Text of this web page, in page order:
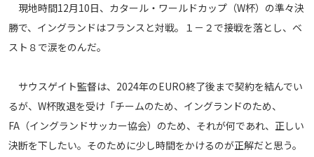
メディアアライアンス
現地時間12月10日、カタール・ワールドカップ（W杯）の準々決
勝で、イングランドはフランスと対戦。１－２で接戦を落とし、ベ
スト８で涙をのんだ。
サウスゲイト監督は、2024年のEURO終了後まで契約を結んでい
るが、W杯敗退を受け「チームのため、イングランドのため、
FA（イングランドサッカー協会）のため、それが何であれ、正しい
決断を下したい。そのために少し時間をかけるのが正解だと思う。